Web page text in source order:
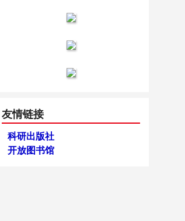
友情链接
科研出版社
开放图书馆